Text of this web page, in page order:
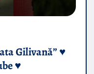
Gilivană” ♥️
♥️